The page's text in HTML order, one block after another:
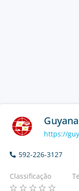
https://
592-226-3127
Classificação